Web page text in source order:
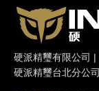
硬派精璽有限公司
硬派精璽台北分公